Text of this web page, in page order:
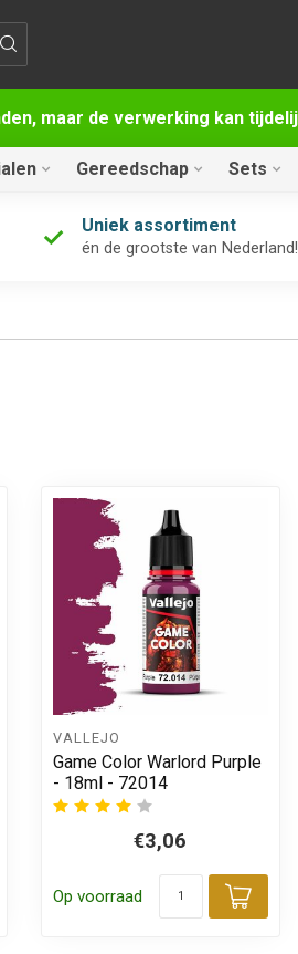
maar de verwerking kan
Gereedschap Sets
Uniek assortiment
én de grootste van Nederland!
aan winkelwagen
VALLEJO
Game Color Warlord Purple
- 18ml - 72014
€3,06
Op voorraad